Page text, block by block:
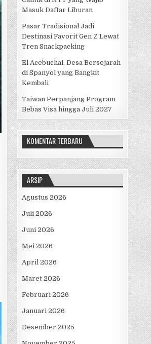
Masuk Daftar Liburan
Pasar Tradisional Jadi
Destinasi Favorit Gen Z Lewat
Tren Snackpacking
El Acebuchal, Desa Bersejarah
di Spanyol yang Bangkit
Kembali
Taiwan Perpanjang Program
Bebas Visa hingga Juli 2027
KOMENTAR TERBARU
ARSIP
Agustus 2026
Juli 2026
Juni 2026
Mei 2026
April 2026
Maret 2026
Februari 2026
Januari 2026
Desember 2025